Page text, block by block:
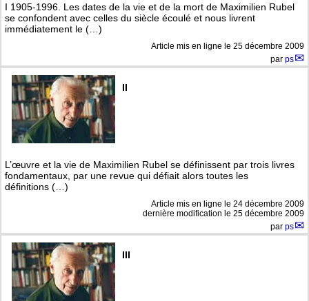
I 1905-1996. Les dates de la vie et de la mort de Maximilien Rubel
se confondent avec celles du siècle écoulé et nous livrent
immédiatement le (…)
Article mis en ligne le 25 décembre 2009
par ps
II
L’œuvre et la vie de Maximilien Rubel se définissent par trois livres
fondamentaux, par une revue qui défiait alors toutes les
définitions (…)
Article mis en ligne le 24 décembre 2009
dernière modification le 25 décembre 2009
par ps
III